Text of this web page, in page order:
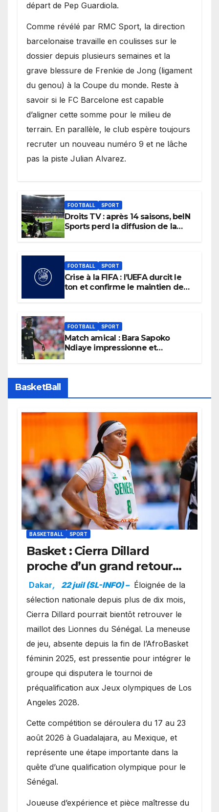
départ de Pep Guardiola.
​Comme révélé par RMC Sport, la direction
barcelonaise travaille en coulisses sur le
dossier depuis plusieurs semaines et la
grave blessure de Frenkie de Jong (ligament
du genou) à la Coupe du monde. Reste à
savoir si le FC Barcelone est capable
d’aligner cette somme pour le milieu de
terrain. En parallèle, le club espère toujours
recruter un nouveau numéro 9 et ne lâche
pas la piste Julian Alvarez.
FOOTBALL SPORT
Droits TV : après 14 saisons, beIN
Sports perd la diffusion de la
FOOTBALL SPORT
Crise à la FIFA : l’UEFA durcit le
ton et confirme le maintien de
FOOTBALL SPORT
Match amical : Bara Sapoko
Ndiaye impressionne et
BasketBall
BASKETBALL SPORT
Basket : Cierra Dillard
proche d’un grand retour
avec les Lionnes ?
Dakar, 22 juil (SL-INFO) – Éloignée de la
sélection nationale depuis plus de dix mois,
Cierra Dillard pourrait bientôt retrouver le
maillot des Lionnes du Sénégal. La meneuse
de jeu, absente depuis la fin de l’AfroBasket
féminin 2025, est pressentie pour intégrer le
groupe qui disputera le tournoi de
préqualification aux Jeux olympiques de Los
Angeles 2028.
Cette compétition se déroulera du 17 au 23
août 2026 à Guadalajara, au Mexique, et
représente une étape importante dans la
quête d’une qualification olympique pour le
Sénégal.
Joueuse d’expérience et pièce maîtresse du